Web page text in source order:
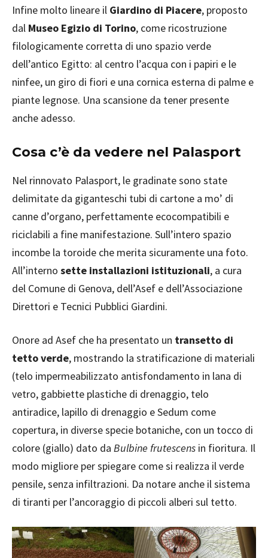
Infine molto lineare il Giardino di Piacere, proposto
dal Museo Egizio di Torino, come ricostruzione
filologicamente corretta di uno spazio verde
dell’antico Egitto: al centro l’acqua con i papiri e le
ninfee, un giro di fiori e una cornica esterna di palme e
piante legnose. Una scansione da tener presente
anche adesso.
Cosa c’è da vedere nel Palasport
Nel rinnovato Palasport, le gradinate sono state
delimitate da giganteschi tubi di cartone a mo’ di
canne d’organo, perfettamente ecocompatibili e
riciclabili a fine manifestazione. Sull’intero spazio
incombe la toroide che merita sicuramente una foto.
All’interno sette installazioni istituzionali, a cura
del Comune di Genova, dell’Asef e dell’Associazione
Direttori e Tecnici Pubblici Giardini.
Onore ad Asef che ha presentato un transetto di
tetto verde, mostrando la stratificazione di materiali
(telo impermeabilizzato antisfondamento in lana di
vetro, gabbiette plastiche di drenaggio, telo
antiradice, lapillo di drenaggio e Sedum come
copertura, in diverse specie botaniche, con un tocco di
colore (giallo) dato da Bulbine frutescens in fioritura. Il
modo migliore per spiegare come si realizza il verde
pensile, senza infiltrazioni. Da notare anche il sistema
di tiranti per l’ancoraggio di piccoli alberi sul tetto.